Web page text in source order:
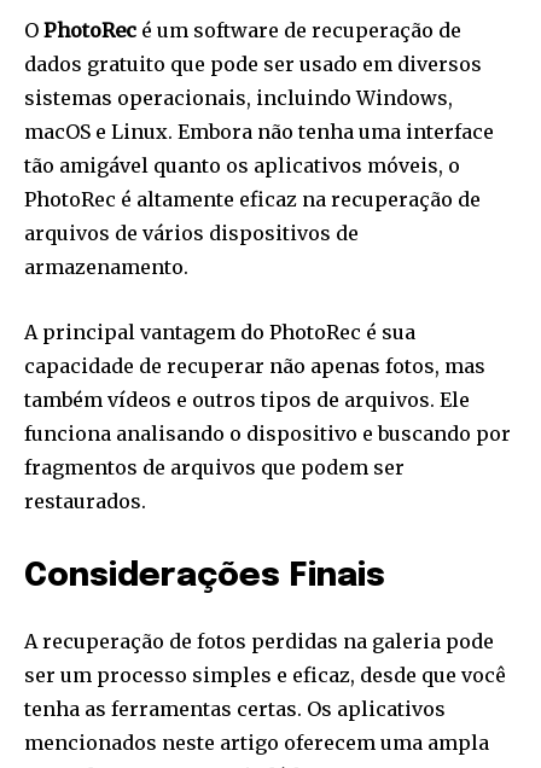
O PhotoRec é um software de recuperação de
dados gratuito que pode ser usado em diversos
sistemas operacionais, incluindo Windows,
macOS e Linux. Embora não tenha uma interface
tão amigável quanto os aplicativos móveis, o
PhotoRec é altamente eficaz na recuperação de
arquivos de vários dispositivos de
armazenamento.
A principal vantagem do PhotoRec é sua
capacidade de recuperar não apenas fotos, mas
também vídeos e outros tipos de arquivos. Ele
funciona analisando o dispositivo e buscando por
fragmentos de arquivos que podem ser
restaurados.
Considerações Finais
A recuperação de fotos perdidas na galeria pode
ser um processo simples e eficaz, desde que você
tenha as ferramentas certas. Os aplicativos
mencionados neste artigo oferecem uma ampla